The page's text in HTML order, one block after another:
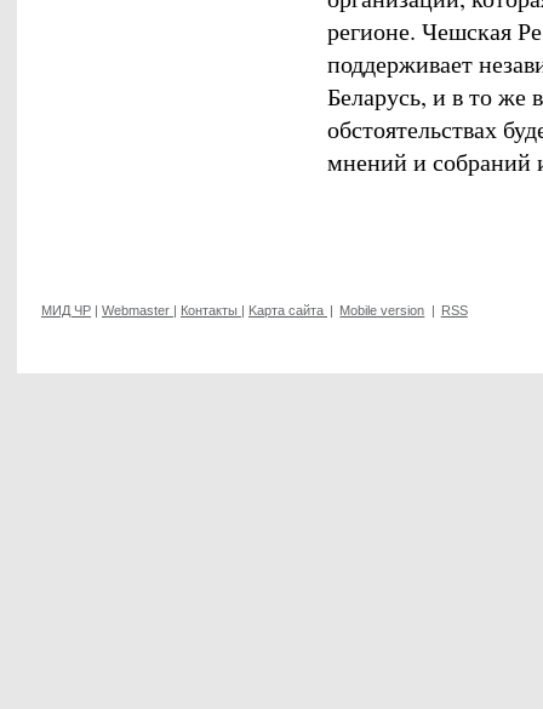
регионе. Чешская
поддерживает
Беларусь, и в то же
обстоятельствах
мнений и собраний
МИД ЧР | Webmaster | Контакты | Kарта сайта | Mobile version | RSS